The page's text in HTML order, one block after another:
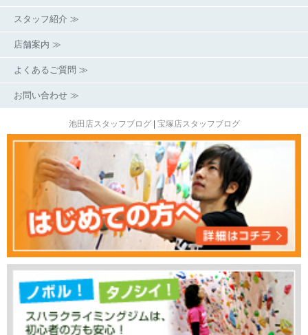
スタッフ紹介 ≫
店舗案内 ≫
よくあるご質問 ≫
お問い合わせ ≫
池田店スタッフブログ| 宝塚店スタッフブログ